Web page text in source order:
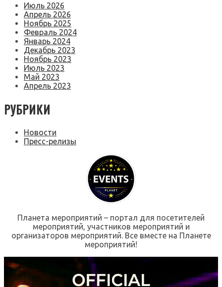
Июль 2026
Апрель 2026
Ноябрь 2025
Февраль 2024
Январь 2024
Декабрь 2023
Ноябрь 2023
Июль 2023
Май 2023
Апрель 2023
РУБРИКИ
Новости
Пресс-релизы
Планета мероприятий – портал для посетителей
мероприятий, участников мероприятий и
организаторов мероприятий. Все вместе на Планете
мероприятий!